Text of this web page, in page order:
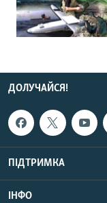
ДОЛУЧАЙСЯ!
ПІДТРИМКА
ІНФО